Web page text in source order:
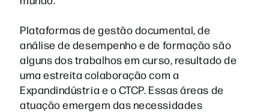
Plataformas de gestão documental, de
análise de desempenho e de formação são
alguns dos trabalhos em curso, resultado de
uma estreita colaboração com a
Expandindústria e o CTCP. Essas áreas de
atuação emergem das necessidades